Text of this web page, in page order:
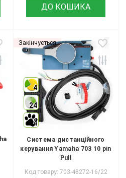
ДО КОШИКА
Закінчується
4
24
4
Система дистанційного
керування Yamaha 703 10 pin
Pull
Код товару: 703-48272-16/22